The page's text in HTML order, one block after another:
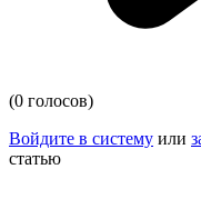
(0 голосов)
Войдите в систему или
статью